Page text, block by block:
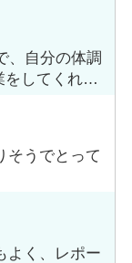
、自分の体調
してくれま
そうでとって
よく、レポー